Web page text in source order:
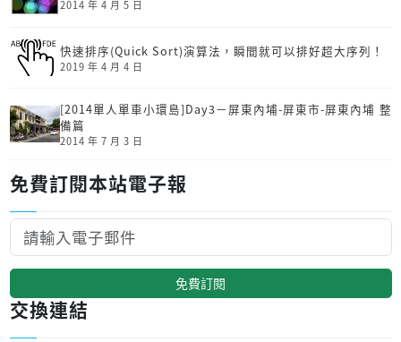
2014 年 4 月 5 日
快速排序(Quick Sort)演算法，瞬間就可以排好超大序列！
2019 年 4 月 4 日
[2014單人單車小環島]Day3－屏東內埔-屏東市-屏東內埔 整
備篇
2014 年 7 月 3 日
免費訂閱本站電子報
免費訂閱
交換連結